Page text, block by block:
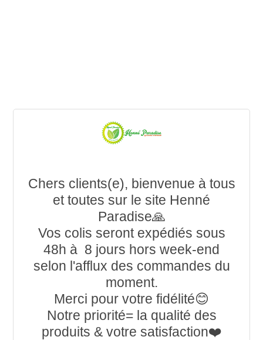
Chers clients(e), bienvenue à tous
et toutes sur le site Henné
Paradise🙏
Vos colis seront expédiés sous
48h à 8 jours hors week-end
selon l'afflux des commandes du
moment.
Merci pour votre fidélité😊
Notre priorité= la qualité des
produits & votre satisfaction❤️